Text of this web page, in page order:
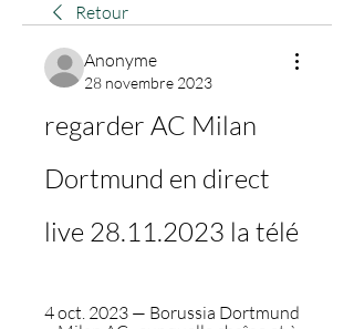
Retour
Anonyme
28 novembre 2023
regarder AC Milan
Dortmund en direct
live 28.11.2023 la télé
4 oct. 2023 — Borussia Dortmund